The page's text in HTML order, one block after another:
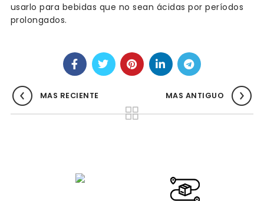
usarlo para bebidas que no sean ácidas por períodos
prolongados.
MAS RECIENTE MAS ANTIGUO